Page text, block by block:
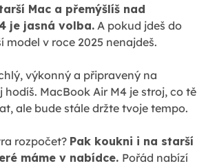
Mac a přemýšlíš nad
je jasná volba. A pokud jdeš do
model v roce 2025 nenajdeš.
výkonný a připravený na
hodíš. MacBook Air M4 je stroj, co tě
ale bude stále držte tvoje tempo.
rozpočet? Pak koukni i na starší
máme v nabídce. Pořád nabízí